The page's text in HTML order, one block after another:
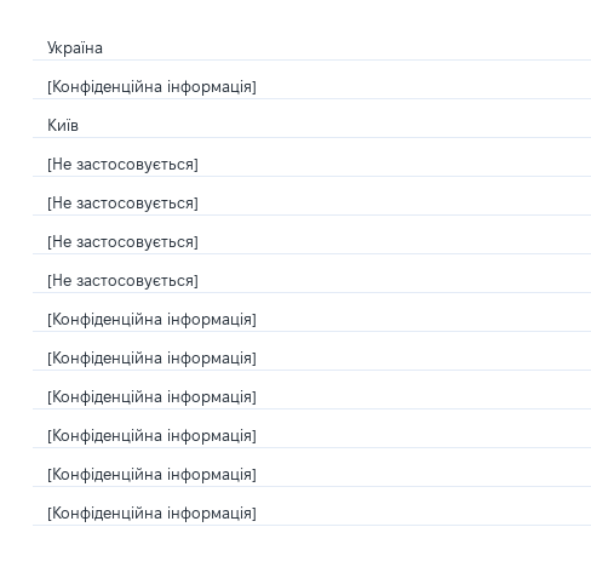
Україна
[Конфіденційна інформація]
Київ
[Не застосовується]
[Не застосовується]
[Не застосовується]
[Не застосовується]
[Конфіденційна інформація]
[Конфіденційна інформація]
[Конфіденційна інформація]
[Конфіденційна інформація]
[Конфіденційна інформація]
[Конфіденційна інформація]